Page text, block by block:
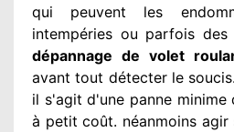
qui peuvent les
intempéries ou parfois
dépannage de volet
avant tout détecterle soucis
il s'agit d'une panne
à petit coût. néanmoinsagir